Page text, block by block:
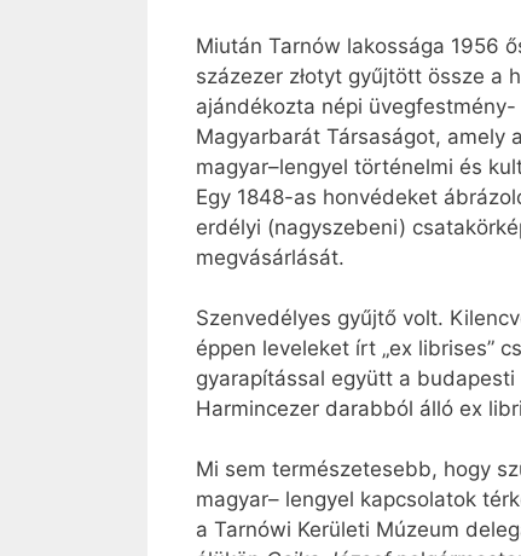
Miután Tarnów lakossága 1956
százezer złotyt gyűjtött össze a
ajándékozta népi
Magyarbarát Társaságot, amely
magyar–lengyel történelmi és
Egy 1848-as honvédeket
erdélyi (nagyszebeni)
megvásárlását.
Szenvedélyes gyűjtő volt.
éppen leveleket írt „ex librises”
gyarapítással együtt a
Harmincezer darabból álló ex
Mi sem természetesebb, hogy
magyar– lengyel kapcsolatok
a Tarnówi Kerületi Múzeum